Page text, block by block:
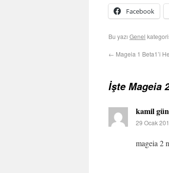
Facebook
Bu yazı Genel
← Mageia 1 Beta1’i
İşte Mageia
kamil
29 Ocak
mageia 2